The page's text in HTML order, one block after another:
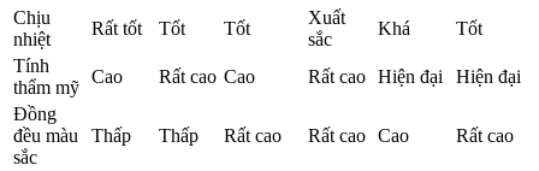
Chịu
nhiệt
Rất tốt Tốt Tốt
Xuất
sắc
Khá
Tốt
Tính
thẩm mỹ
Cao Rất cao Cao Rất cao Hiện đại
Hiện đại
Đồng
đều màu
sắc
Thấp Thấp Rất cao Rất cao Cao Rất cao